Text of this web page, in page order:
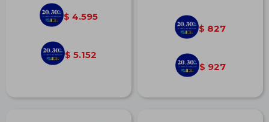
$ 4.595
$ 5.152
$ 827
$ 927